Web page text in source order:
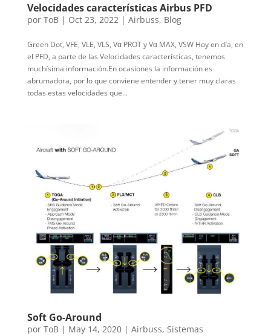
Velocidades características Airbus PFD
por ToB| Oct 23, 2022| Airbuss, Blog
Green Dot, VFE, VLE, VLS, Vα PROT y Vα MAX, VSW Hoy en día, en
el PFD, a parte de las Velocidades características, tenemos
muchísima información.En ocasiones la información es
abrumadora, por lo que conviene entender y tener muy claras
todas estas velocidades que...
Soft Go-Around
por ToB| May 14, 2020| Airbuss, Sistemas